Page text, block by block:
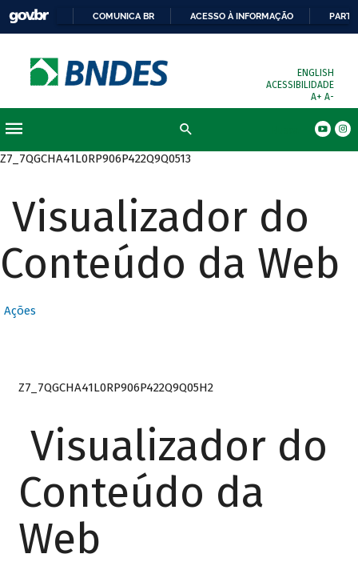
COMUNICA BR ACESSO À INFORMAÇÃO
ENGLISH
ACESSIBILIDADE
A+ A-
Z7_7QGCHA41L0RP906P422Q9Q0513
Visualizador do
Conteúdo da Web
Ações
Z7_7QGCHA41L0RP906P422Q9Q05H2
Visualizador do
Conteúdo da
Web